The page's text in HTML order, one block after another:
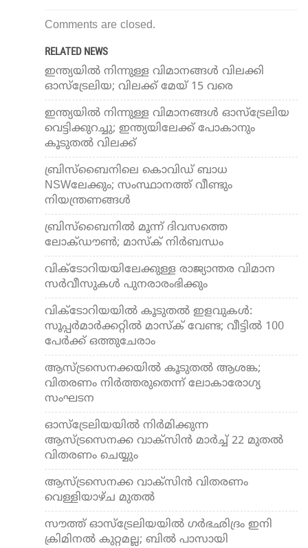
Comments are closed.
RELATED NEWS
ഇന്ത്യയില്‍ നിന്നുള്ള വിമാനങ്ങള്‍ വിലക്കി
ഓസ്‌ട്രേലിയ; വിലക്ക് മേയ് 15 വരെ
ഇന്ത്യയില്‍ നിന്നുള്ള വിമാനങ്ങള്‍ ഓസ്ട്രേലിയ
വെട്ടിക്കുറച്ചു; ഇന്ത്യയിലേക്ക് പോകാനും
കൂടുതല്‍ വിലക്ക്
ബ്രിസ്ബൈനിലെ കൊവിഡ് ബാധ
NSWലേക്കും; സംസ്ഥാനത്ത് വീണ്ടും
നിയന്ത്രണങ്ങള്‍
ബ്രിസ്ബൈനില്‍ മൂന്ന് ദിവസത്തെ
ലോക്ഡൗണ്‍; മാസ്‌ക് നിര്‍ബന്ധം
വിക്ടോറിയയിലേക്കുള്ള രാജ്യാന്തര വിമാന
സര്‍വീസുകള്‍ പുനരാരംഭിക്കും
വിക്ടോറിയയില്‍ കൂടുതല്‍ ഇളവുകള്‍:
സൂപ്പര്‍മാര്‍ക്കറ്റില്‍ മാസ്‌ക് വേണ്ട; വീട്ടില്‍ 100
പേര്‍ക്ക് ഒത്തുചേരാം
ആസ്ട്രസെനക്കയില്‍ കൂടുതല്‍ ആശങ്ക;
വിതരണം നിര്‍ത്തരുതെന്ന് ലോകാരോഗ്യ
സംഘടന
ഓസ്ട്രേലിയയില്‍ നിര്‍മിക്കുന്ന
ആസ്ട്രസെനക്ക വാക്സിന്‍ മാര്‍ച്ച് 22 മുതല്‍
വിതരണം ചെയ്യും
ആസ്ട്രസെനക്ക വാക്സിന്‍ വിതരണം
വെള്ളിയാഴ്ച മുതല്‍
സൗത്ത് ഓസ്‌ട്രേലിയയില്‍ ഗര്‍ഭഛിദ്രം ഇനി
ക്രിമിനല്‍ കുറ്റമല്ല; ബില്‍ പാസായി